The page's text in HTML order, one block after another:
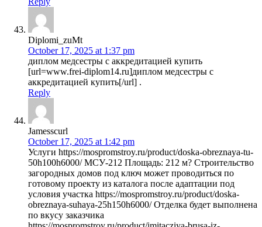
Diplomi_zuMt
October 17, 2025 at 1:37 pm
диплом медсестры с аккредитацией купить
[url=www.frei-diplom14.ru]диплом медсестры с
аккредитацией купить[/url] .
Reply
Jamesscurl
October 17, 2025 at 1:42 pm
Услуги https://mospromstroy.ru/product/doska-obreznaya-tu-
50h100h6000/ МСУ-212 Площадь: 212 м? Строительство
загородных домов под ключ может проводиться по
готовому проекту из каталога после адаптации под
условия участка https://mospromstroy.ru/product/doska-
obreznaya-suhaya-25h150h6000/ Отделка будет выполнена
по вкусу заказчика